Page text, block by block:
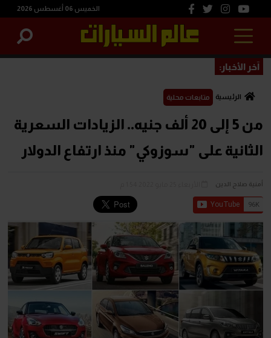
الخميس 06 أغسطس 2026
آخر الأخبار:
الرئيسية متابعات محلية
من 5 إلى 20 ألف جنيه.. الزيادات السعرية
الثانية على "سوزوكي" منذ ارتفاع الدولار
أمنية صلاح الدين